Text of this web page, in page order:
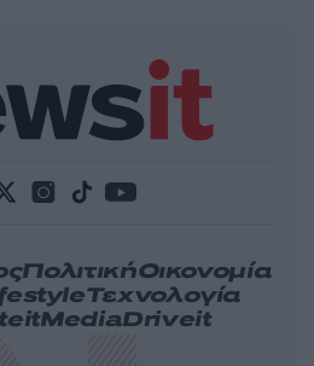
ΠολιτικήΟικονομία
Τεχνολογία
MediaDriveit